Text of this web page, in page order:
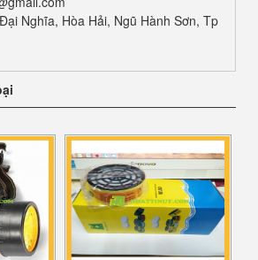
Nghĩa, Hòa Hải, Ngũ Hành Sơn, Tp